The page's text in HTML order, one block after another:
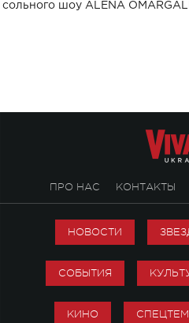
сольного шоу ALENA
ПРО НАС КОНТАКТЫ
НОВОСТИ
СОБЫТИЯ
КИНО